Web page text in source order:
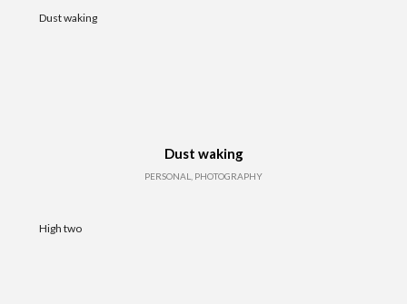
Dust waking
Dust waking
PERSONAL, PHOTOGRAPHY
High two